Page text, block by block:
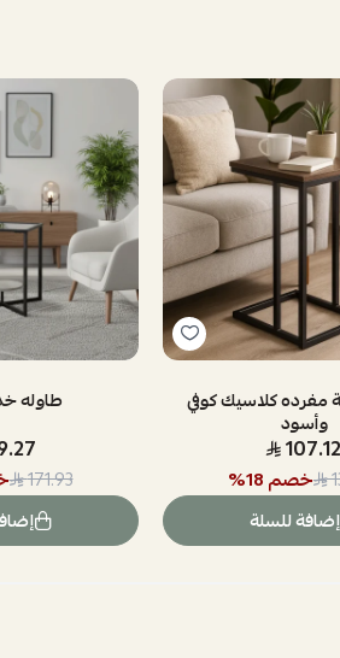
طاولة خدمة مفرده كلاسيك كوفي
وأسود
107.12
خصم18
%
إضافة للسلة
طاوله
171.93